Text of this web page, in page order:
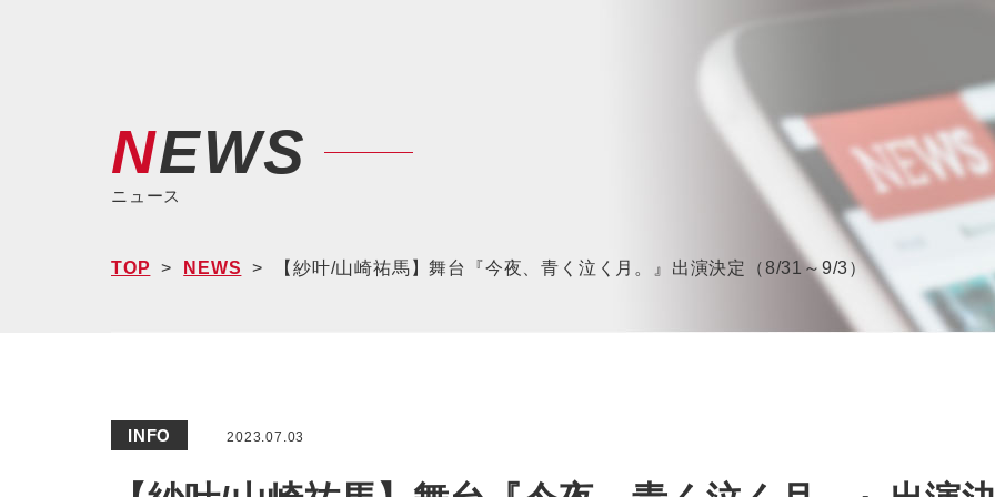
NEWS
ニュース
TOP NEWS 【紗叶/山崎祐馬】舞台『今夜、青く泣く月。』出演決定（8/31～9/3）
INFO 2023.07.03